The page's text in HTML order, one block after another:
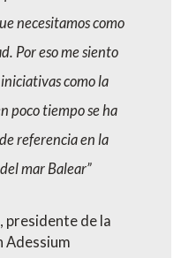
necesitamos como
Por eso me siento
como la
poco tiempo se ha
referencia en la
mar Balear
presidente de la
Adessium